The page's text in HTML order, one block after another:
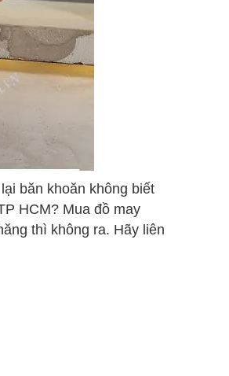
băn khoăn không biết
HCM? Mua đồ may
thì không ra. Hãy liên